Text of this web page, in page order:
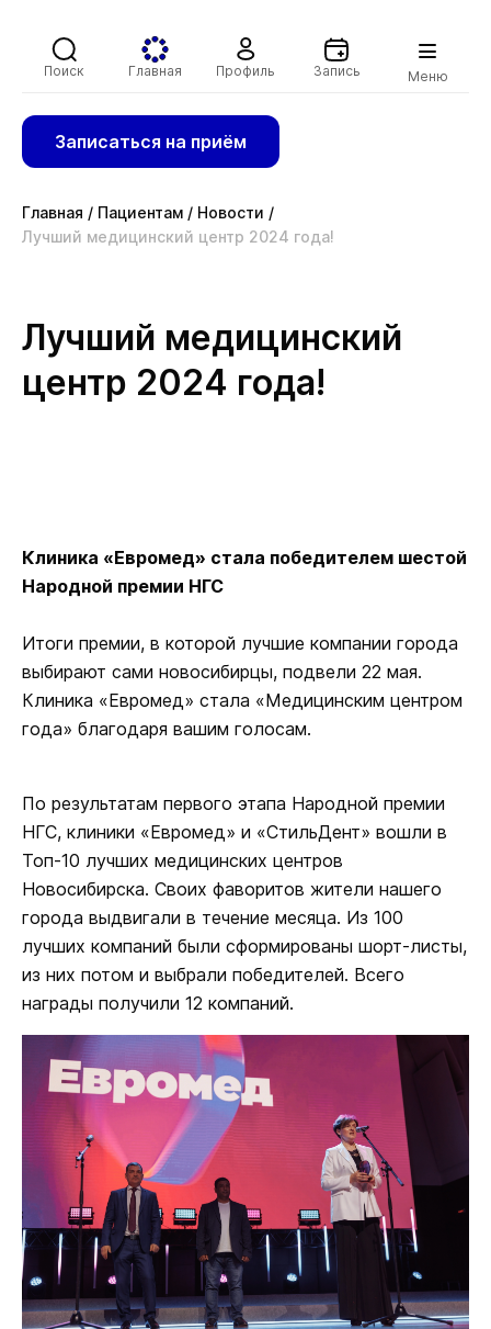
Поиск Главная Профиль Запись Меню
Записаться на приём
Главная / Пациентам / Новости /
Лучший медицинский центр 2024 года!
Лучший медицинский
центр 2024 года!
Клиника «Евромед» стала победителем шестой
Народной премии НГС
Итоги премии, в которой лучшие компании города
выбирают сами новосибирцы, подвели 22 мая.
Клиника «Евромед» стала «Медицинским центром
года» благодаря вашим голосам.
По результатам первого этапа Народной премии
НГС, клиники «Евромед» и «СтильДент» вошли в
Топ-10 лучших медицинских центров
Новосибирска. Своих фаворитов жители нашего
города выдвигали в течение месяца. Из 100
лучших компаний были сформированы шорт-листы,
из них потом и выбрали победителей. Всего
награды получили 12 компаний.